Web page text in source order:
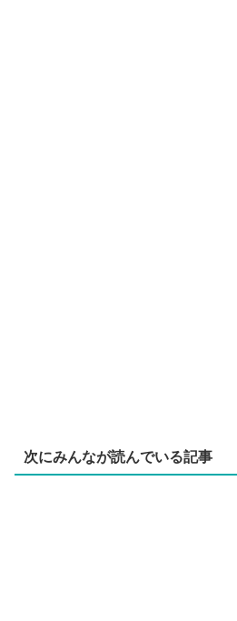
次にみんなが読んでいる記事